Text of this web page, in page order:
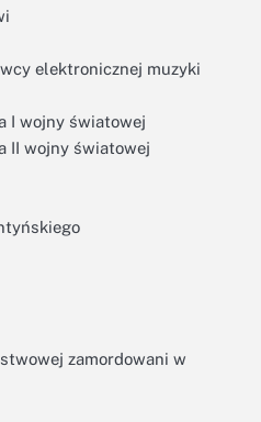
elektronicznej muzyki
I wojny światowej
II wojny światowej
zamordowani w